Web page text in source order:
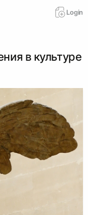
Login
в культуре